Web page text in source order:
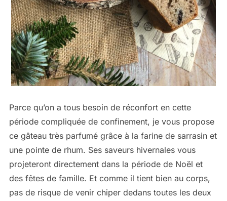
Parce qu’on a tous besoin de réconfort en cette
période compliquée de confinement, je vous propose
ce gâteau très parfumé grâce à la farine de sarrasin et
une pointe de rhum. Ses saveurs hivernales vous
projeteront directement dans la période de Noël et
des fêtes de famille. Et comme il tient bien au corps,
pas de risque de venir chiper dedans toutes les deux